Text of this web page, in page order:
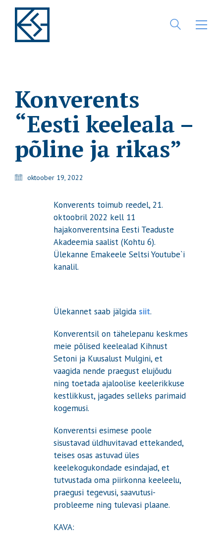
Konverents
“Eesti keeleala –
põline ja rikas”
oktoober 19, 2022
Konverents toimub reedel, 21.
oktoobril 2022 kell 11
hajakonverentsina Eesti Teaduste
Akadeemia saalist (Kohtu 6).
Ülekanne Emakeele Seltsi Youtube`i
kanalil.
Ülekannet saab jälgida siit.
Konverentsil on tähelepanu keskmes
meie põlised keelealad Kihnust
Setoni ja Kuusalust Mulgini, et
vaagida nende praegust elujõudu
ning toetada ajaloolise keelerikkuse
kestlikkust, jagades selleks parimaid
kogemusi.
Konverentsi esimese poole
sisustavad üldhuvitavad ettekanded,
teises osas astuvad üles
keelekogukondade esindajad, et
tutvustada oma piirkonna keeleelu,
praegusi tegevusi, saavutusi-
probleeme ning tulevasi plaane.
KAVA: